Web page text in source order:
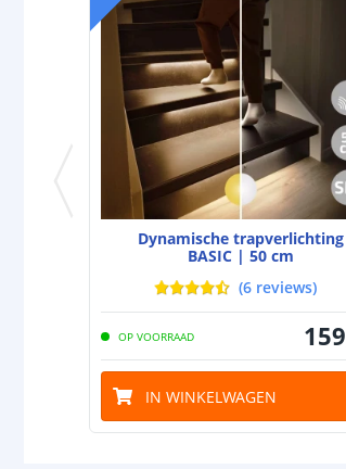
Dynamische trapverlichting
BASIC | 50 cm
(6 reviews)
OP VOORRAAD 159
IN WINKELWAGEN